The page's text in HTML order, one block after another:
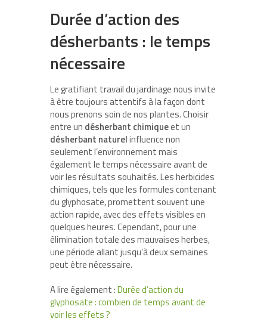
Durée d’action des
désherbants : le temps
nécessaire
Le gratifiant travail du jardinage nous invite
à être toujours attentifs à la façon dont
nous prenons soin de nos plantes. Choisir
entre un désherbant chimiqueet un
désherbant naturelinfluence non
seulement l’environnement mais
également le temps nécessaire avant de
voir les résultats souhaités. Les herbicides
chimiques, tels que les formules contenant
du glyphosate, promettent souvent une
action rapide, avec des effets visibles en
quelques heures. Cependant, pour une
élimination totale des mauvaises herbes,
une période allant jusqu’à deux semaines
peut être nécessaire.
A lire également :Durée d’action du
glyphosate : combien de temps avant de
voir les effets ?